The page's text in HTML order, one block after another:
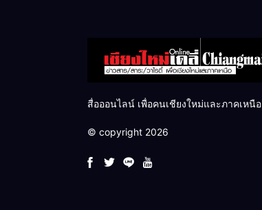
สื่อออนไลน์ เพื่อคนเชียงใหม่และภาคเหนือ
© copyright 2026